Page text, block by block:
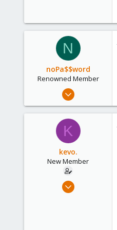
N
noPa$$word
Renowned Member
Feb 12, 2010
80
K
kevo.
New Member
May 30, 2021